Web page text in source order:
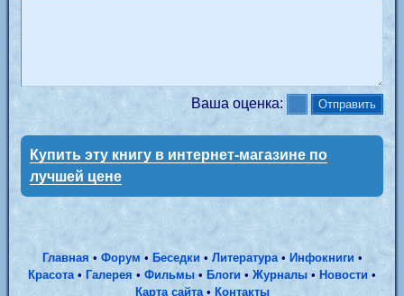
Ваша оценка:
Купить эту книгу в интернет-магазине по
лучшей цене
Главная • Форум • Беседки• Литература• Инфокниги •
Красота•Галерея• Фильмы•Блоги• Журналы • Новости •
Карта сайта• Контакты